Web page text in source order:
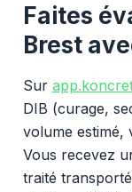
Faites
Brest
Sur
DIB (curage,
volume estimé,
Vous recevez
traité